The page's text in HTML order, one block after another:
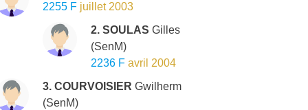
2255 F juillet 2003
2. SOULAS Gilles
(SenM)
2236 F avril 2004
3. COURVOISIER Gwilherm
(SenM)